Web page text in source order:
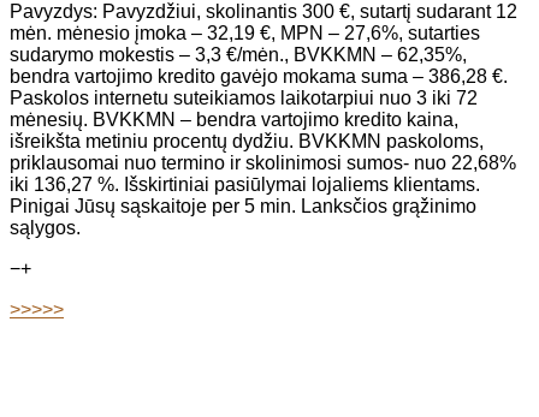
Pavyzdys: Pavyzdžiui, skolinantis 300 €, sutartį sudarant 12
mėn. mėnesio įmoka – 32,19 €, MPN – 27,6%, sutarties
sudarymo mokestis – 3,3 €/mėn., BVKKMN – 62,35%,
bendra vartojimo kredito gavėjo mokama suma – 386,28 €.
Paskolos internetu suteikiamos laikotarpiui nuo 3 iki 72
mėnesių. BVKKMN – bendra vartojimo kredito kaina,
išreikšta metiniu procentų dydžiu. BVKKMN paskoloms,
priklausomai nuo termino ir skolinimosi sumos- nuo 22,68%
iki 136,27 %. Išskirtiniai pasiūlymai lojaliems klientams.
Pinigai Jūsų sąskaitoje per 5 min. Lanksčios grąžinimo
sąlygos.
−+
>>>>>